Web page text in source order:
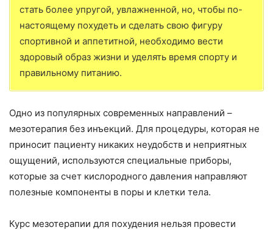
стать более упругой, увлажненной, но, чтобы по-
настоящему похудеть и сделать свою фигуру
спортивной и аппетитной, необходимо вести
здоровый образ жизни и уделять время спорту и
правильному питанию.
Одно из популярных современных направлений –
мезотерапия без инъекций. Для процедуры, которая не
приносит пациенту никаких неудобств и неприятных
ощущений, используются специальные приборы,
которые за счет кислородного давления направляют
полезные компоненты в поры и клетки тела.
Курс мезотерапии для похудения нельзя провести